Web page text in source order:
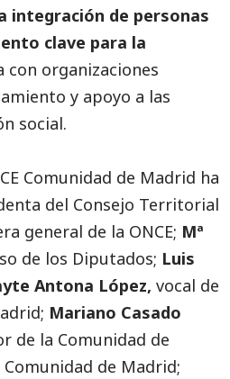
integración de personas
clave para la
con organizaciones
y apoyo a las
social.
Comunidad de Madrid ha
del Consejo Territorial
general de la ONCE; Mª
de los Diputados; Luis
Antona López, vocal de
Mariano Casado
de la Comunidad de
de Madrid;